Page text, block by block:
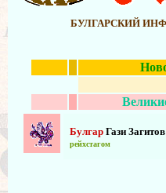
БУЛГАРСКИЙ
БулгарГази Загитов
рейхстагом